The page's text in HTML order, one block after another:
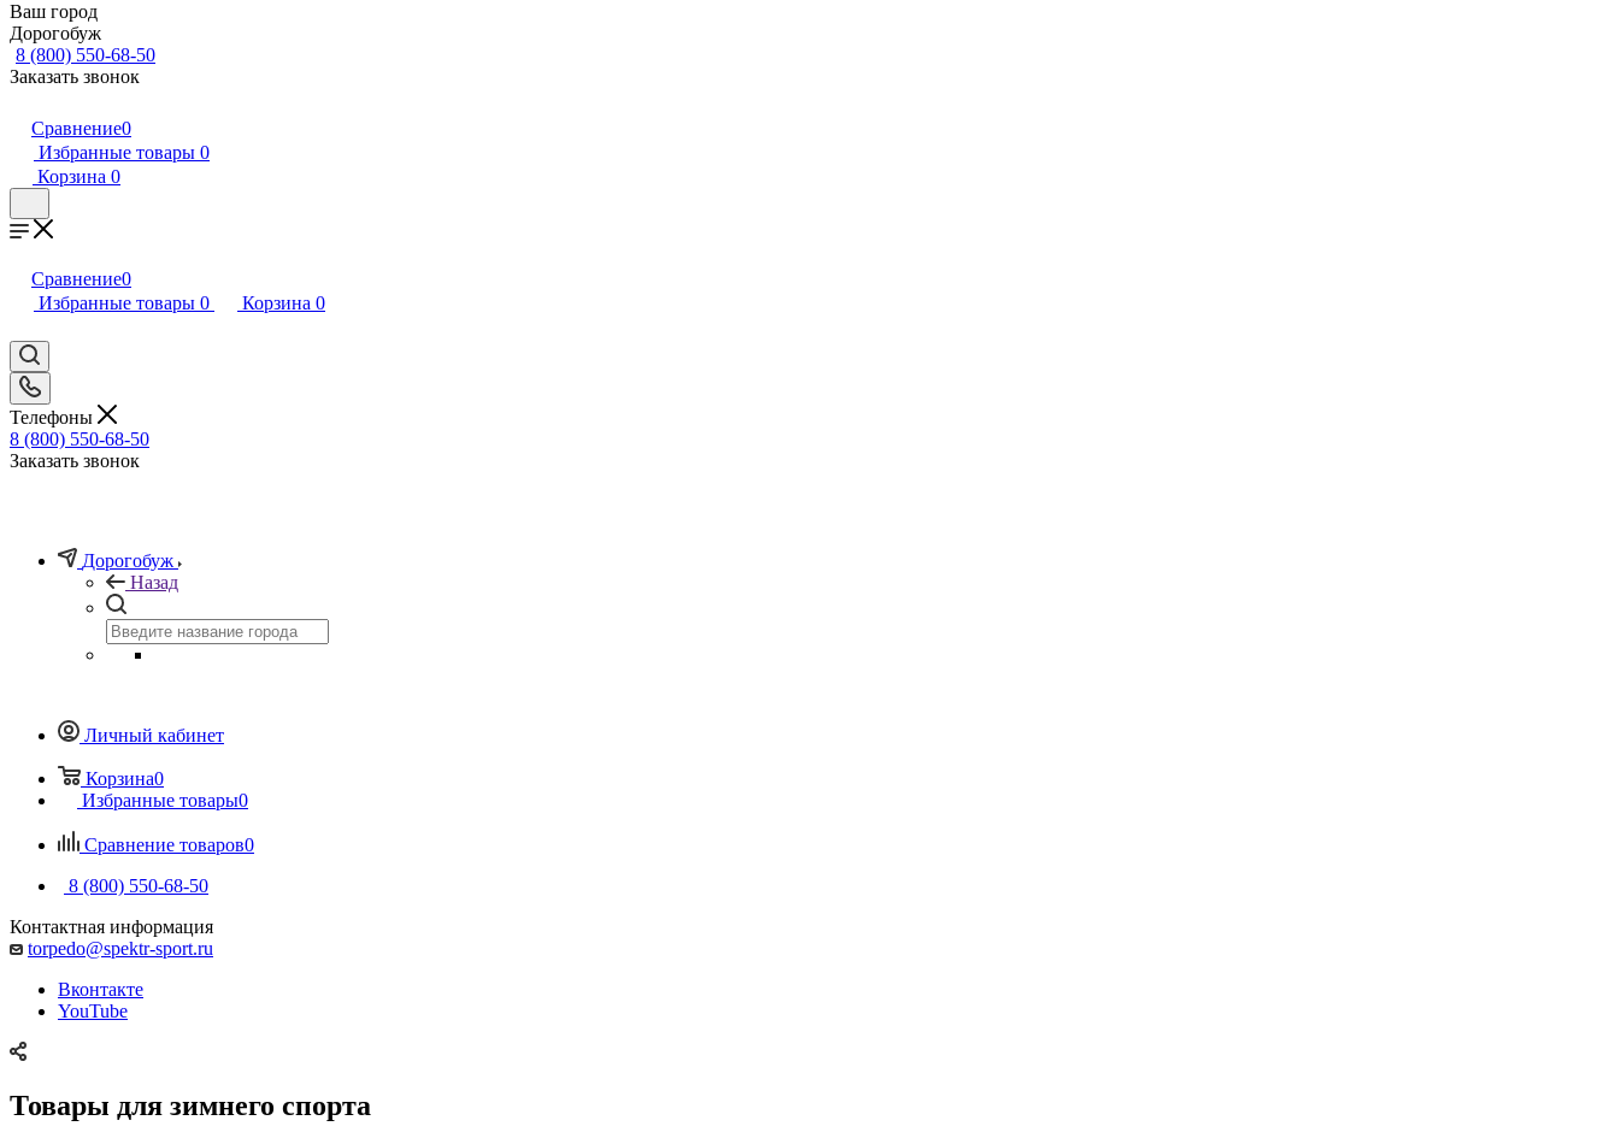
Ваш город
Дорогобуж
8 (800) 550-68-50
Заказать звонок
Сравнение0
Избранные товары 0
Корзина 0
Сравнение0
Избранные товары 0 Корзина 0
Телефоны
8 (800) 550-68-50
Заказать звонок
Дорогобуж
Назад
Личный кабинет
Корзина0
Избранные товары0
Сравнение товаров0
8 (800) 550-68-50
Контактная информация
torpedo@spektr-sport.ru
Вконтакте
YouTube
Товары для зимнего спорта